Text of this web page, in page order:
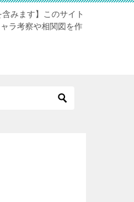
みます】このサイト
ラ考察や相関図を作